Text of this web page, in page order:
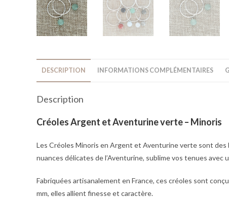
DESCRIPTION INFORMATIONS COMPLÉMENTAIRES
Description
Créoles Argent et Aventurine verte – Minoris
Les Créoles Minoris en Argent et Aventurine verte sont des
nuances délicates de l’Aventurine, sublime vos tenues avec
Fabriquées artisanalement en France, ces créoles sont
mm, elles allient finesse et caractère.